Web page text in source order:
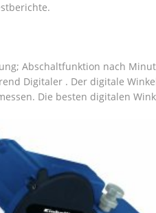
Abschaltfunktion nach
Digitaler . Der digitale
Die besten digitalen